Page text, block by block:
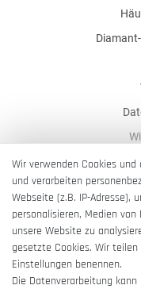
Wir verwenden Cookies
und verarbeiten
Webseite (z.B. IP-Adresse),
personalisieren, Medien
unsere Website zu
gesetzte Cookies. Wir
Einstellungen benennen.
Die Datenverarbeitung